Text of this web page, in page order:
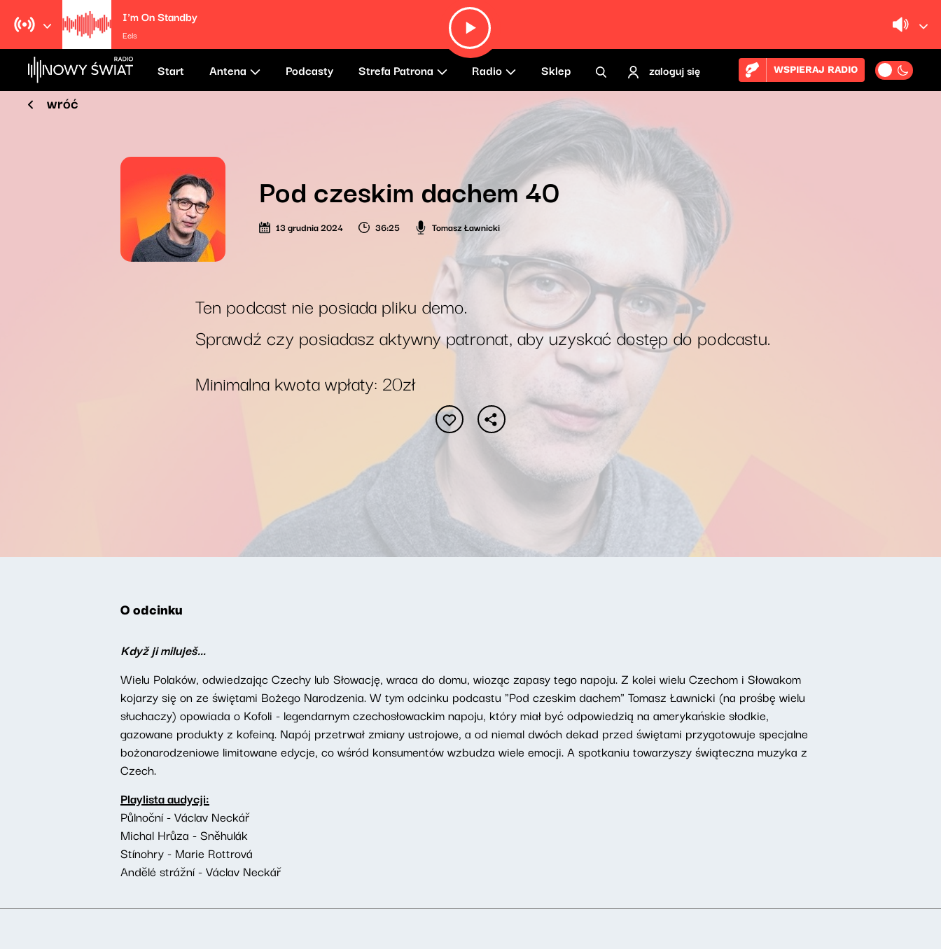
I'm On Standby
Eels
Start Antena Podcasty Strefa Patrona Radio Sklep zaloguj się WSPIERAJ RADIO
wróć
Pod czeskim dachem 40
13 grudnia 2024 36:25 Tomasz Ławnicki
Ten podcast nie posiada pliku demo.
Sprawdź czy posiadasz aktywny patronat, aby uzyskać dostęp do podcastu.
Minimalna kwota wpłaty: 20zł
O odcinku
Když ji miluješ...
Wielu Polaków, odwiedzając Czechy lub Słowację, wraca do domu, wioząc zapasy tego napoju. Z kolei wielu Czechom i Słowakom
kojarzy się on ze świętami Bożego Narodzenia. W tym odcinku podcastu "Pod czeskim dachem" Tomasz Ławnicki (na prośbę wielu
słuchaczy) opowiada o Kofoli - legendarnym czechosłowackim napoju, który miał być odpowiedzią na amerykańskie słodkie,
gazowane produkty z kofeiną. Napój przetrwał zmiany ustrojowe, a od niemal dwóch dekad przed świętami przygotowuje specjalne
bożonarodzeniowe limitowane edycje, co wśród konsumentów wzbudza wiele emocji. A spotkaniu towarzyszy świąteczna muzyka z
Czech.
Playlista audycji:
Půlnoční - Václav Neckář
Michal Hrůza - Sněhulák
Stínohry - Marie Rottrová
Andělé strážní - Václav Neckář